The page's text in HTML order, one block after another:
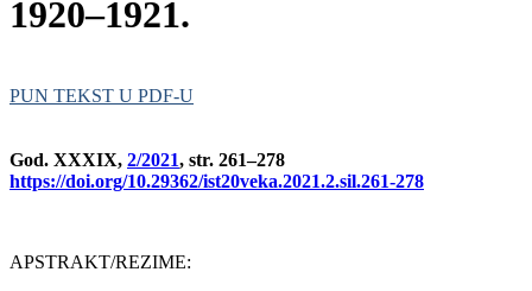
1920–1921.
PUN TEKST U PDF-U
God. XXXIX, 2/2021, str. 261–278
https://doi.org/10.29362/ist20veka.2021.2.sil.261-278
APSTRAKT/REZIME: